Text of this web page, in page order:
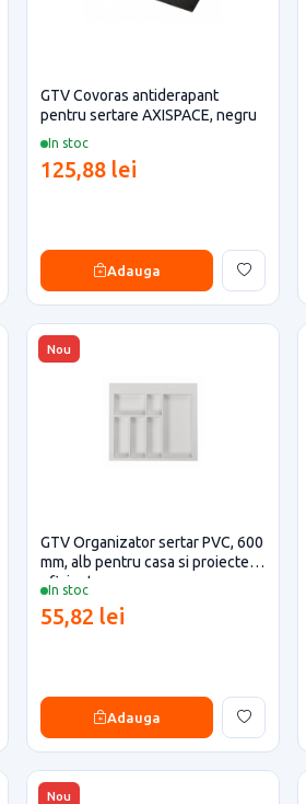
In stoc
GTV Covoras antiderapant
pentru sertare AXISPACE, negru
125,88 lei
Adauga
Nou
In stoc
GTV Organizator sertar PVC, 600
mm, alb pentru casa si proiecte
eficiente
55,82 lei
Adauga
Nou